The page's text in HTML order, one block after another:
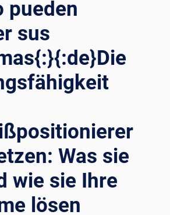
pueden
sus
Was sie
wie sie Ihre
lösen